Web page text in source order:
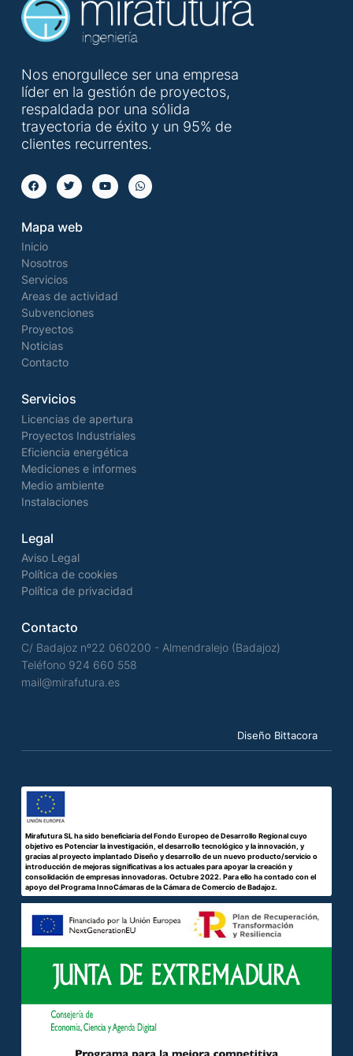
Nos enorgullece ser una empresa
líder en la gestión de proyectos,
respaldada por una sólida
trayectoria de éxito y un 95% de
clientes recurrentes.
Mapa web
Inicio
Nosotros
Servicios
Areas de actividad
Subvenciones
Proyectos
Noticias
Contacto
Servicios
Licencias de apertura
Proyectos Industriales
Eficiencia energética
Mediciones e informes
Medio ambiente
Instalaciones
Legal
Aviso Legal
Política de cookies
Política de privacidad
Contacto
C/ Badajoz nº22 060200 - Almendralejo (Badajoz)
Teléfono 924 660 558
mail@mirafutura.es
Diseño Bittacora
Mirafutura SL ha sido beneficiaria del Fondo Europeo de Desarrollo Regional cuyo
objetivo es Potenciar la investigación, el desarrollo tecnológico y la innovación, y
gracias al proyecto implantado Diseño y desarrollo de un nuevo producto/servicio o
introducción de mejoras significativas a los actuales para apoyar la creación y
consolidación de empresas innovadoras. Octubre 2022. Para ello ha contado con el
apoyo del Programa InnoCámaras de la Cámara de Comercio de Badajoz.